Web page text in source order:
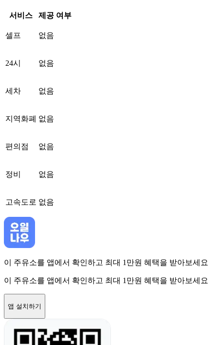
서비스 제공 여부
셀프 없음
24시 없음
세차 없음
지역화폐 없음
편의점 없음
정비 없음
고속도로 없음
이 주유소를 앱에서 확인하고 최대 1만원 혜택을 받아보세요
이 주유소를 앱에서 확인하고 최대 1만원 혜택을 받아보세요
앱 설치하기